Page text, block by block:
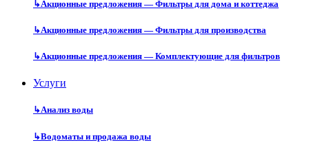
↳Акционные предложения — Фильтры для дома и коттеджа
↳Акционные предложения — Фильтры для производства
↳Акционные предложения — Комплектующие для фильтров
Услуги
↳Анализ воды
↳Водоматы и продажа воды